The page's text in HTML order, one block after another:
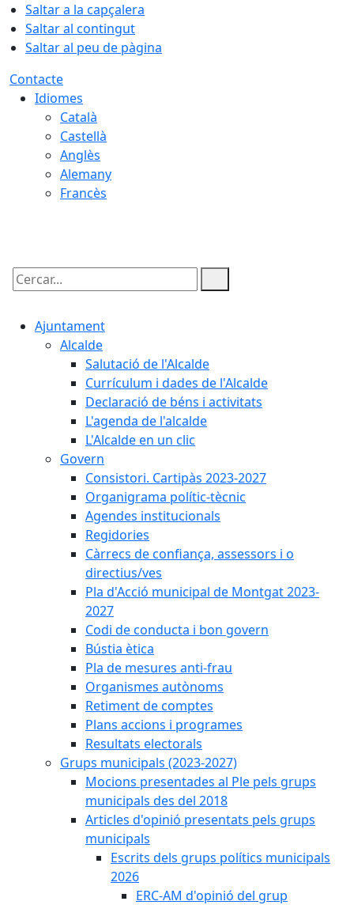
Saltar a la capçalera
Saltar al contingut
Saltar al peu de pàgina
Contacte
Idiomes
Català
Castellà
Anglès
Alemany
Francès
Cercar:
Ajuntament
Alcalde
Salutació de l'Alcalde
Currículum i dades de l'Alcalde
Declaració de béns i activitats
L'agenda de l'alcalde
L'Alcalde en un clic
Govern
Consistori. Cartipàs 2023-2027
Organigrama polític-tècnic
Agendes institucionals
Regidories
Càrrecs de confiança, assessors i o
directius/ves
Pla d'Acció municipal de Montgat 2023-
2027
Codi de conducta i bon govern
Bústia ètica
Pla de mesures anti-frau
Organismes autònoms
Retiment de comptes
Plans accions i programes
Resultats electorals
Grups municipals (2023-2027)
Mocions presentades al Ple pels grups
municipals des del 2018
Articles d'opinió presentats pels grups
municipals
Escrits dels grups polítics municipals
2026
ERC-AM d'opinió del grup